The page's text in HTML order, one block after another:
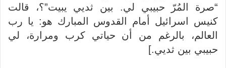
“صرة المُرّ حبيبي لي. بين ثديي يبيت”؟، قالت
كنيس اسرائيل أمام القدوس المبارك هو: يا رب
العالم، بالرغم من أن حياتي كرب ومرارة، لي
حبيبي بين ثديي.]